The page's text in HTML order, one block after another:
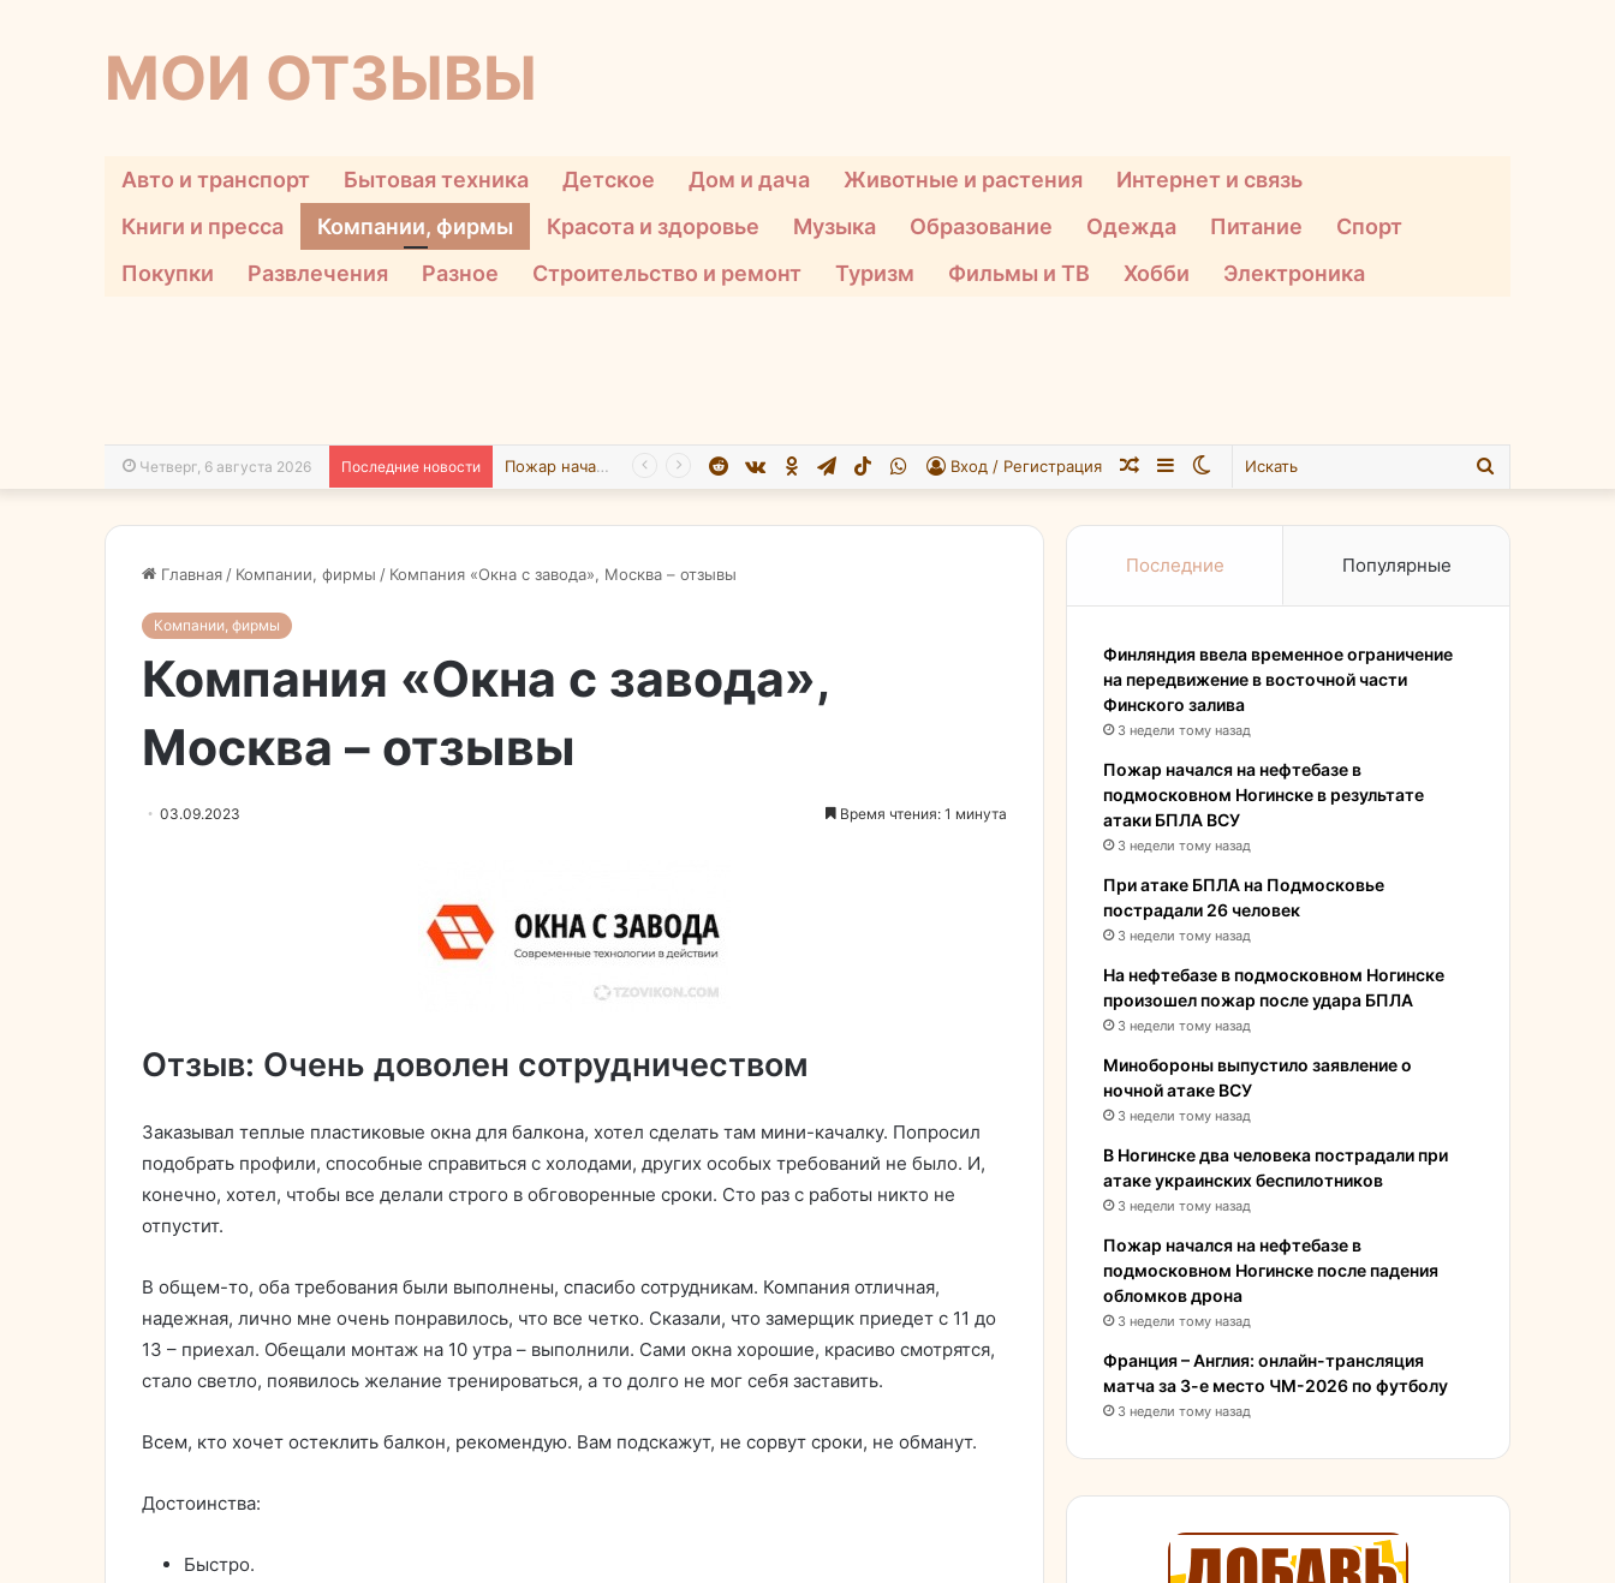
МОИ ОТЗЫВЫ
Авто и транспорт Бытовая техника Детское Дом и дача Животные и растения
Интернет и связь
Книги и пресса
Компании, фирмы Красота и здоровье Музыка Образование Одежда Питание
Спорт
Покупки
Развлечения Разное Строительство и ремонт Туризм Фильмы и ТВ Хобби Электроника
Четверг, 6 августа 2026 Последние новости При атаке БПЛА на Подмосковье пострадали 26 человек Искать
Switch
Sidebar
Случайная
Вход / Регистрация
WhatsApp
TikTok
Telegram
Одноклассники
vk.com
Reddit
Главная / Компании, фирмы / Компания «Окна с завода», Москва – отзывы
Компании, фирмы
Компания «Окна с завода»,
Москва – отзывы
03.09.2023 Время чтения: 1 минута
Отзыв: Очень доволен сотрудничеством
Заказывал теплые пластиковые окна для балкона, хотел сделать там мини-качалку. Попросил
подобрать профили, способные справиться с холодами, других особых требований не было. И,
конечно, хотел, чтобы все делали строго в обговоренные сроки. Сто раз с работы никто не
отпустит.
В общем-то, оба требования были выполнены, спасибо сотрудникам. Компания отличная,
надежная, лично мне очень понравилось, что все четко. Сказали, что замерщик приедет с 11 до
13 – приехал. Обещали монтаж на 10 утра – выполнили. Сами окна хорошие, красиво смотрятся,
стало светло, появилось желание тренироваться, а то долго не мог себя заставить.
Всем, кто хочет остеклить балкон, рекомендую. Вам подскажут, не сорвут сроки, не обманут.
Достоинства:
Быстро.
Последние Популярные
Финляндия ввела временное ограничение
на передвижение в восточной части
Финского залива
3 недели тому назад
Пожар начался на нефтебазе в
подмосковном Ногинске в результате
атаки БПЛА ВСУ
3 недели тому назад
При атаке БПЛА на Подмосковье
пострадали 26 человек
3 недели тому назад
На нефтебазе в подмосковном Ногинске
произошел пожар после удара БПЛА
3 недели тому назад
Минобороны выпустило заявление о
ночной атаке ВСУ
3 недели тому назад
В Ногинске два человека пострадали при
атаке украинских беспилотников
3 недели тому назад
Пожар начался на нефтебазе в
подмосковном Ногинске после падения
обломков дрона
3 недели тому назад
Франция – Англия: онлайн-трансляция
матча за 3-е место ЧМ-2026 по футболу
3 недели тому назад